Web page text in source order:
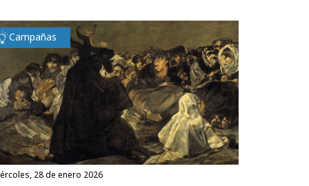
Campañas
28 de enero 2026